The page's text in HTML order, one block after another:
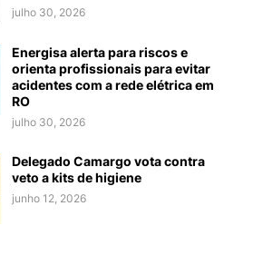
julho 30, 2026
Energisa alerta para riscos e
orienta profissionais para evitar
acidentes com a rede elétrica em
RO
julho 30, 2026
Delegado Camargo vota contra
veto a kits de higiene
junho 12, 2026